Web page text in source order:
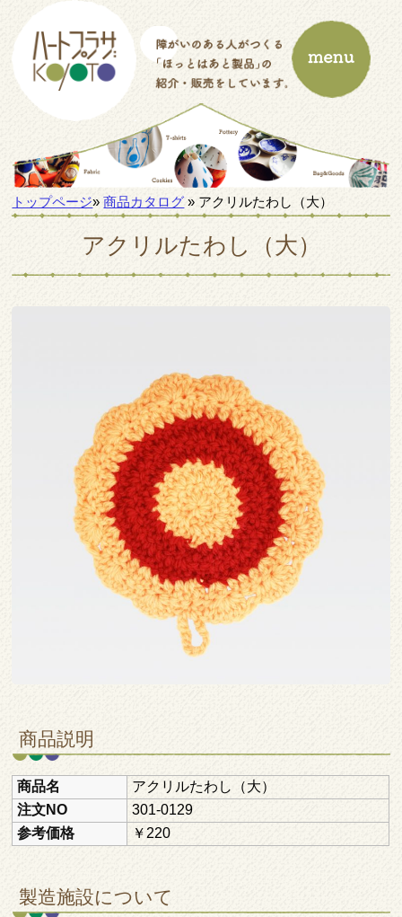
トップページ»商品カタログ » アクリルたわし（大）
アクリルたわし（大）
商品説明
商品名
アクリルたわし（大）
注文NO
301-0129
参考価格
￥220
製造施設について